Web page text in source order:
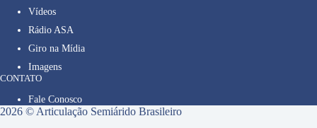
Vídeos
Rádio ASA
Giro na Mídia
Imagens
CONTATO
Fale Conosco
2026 © Articulação Semiárido Brasileiro